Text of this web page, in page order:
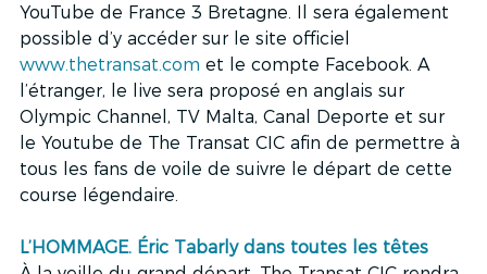
YouTube de France 3 Bretagne. Il sera également
possible d’y accéder sur le site officiel
www.thetransat.com et le compte Facebook. A
l’étranger, le live sera proposé en anglais sur
Olympic Channel, TV Malta, Canal Deporte et sur
le Youtube de The Transat CIC afin de permettre à
tous les fans de voile de suivre le départ de cette
course légendaire.
L’HOMMAGE. Éric Tabarly dans toutes les têtes